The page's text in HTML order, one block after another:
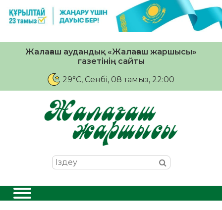
Жалағаш аудандық «Жалағаш жаршысы»
газетінің сайты
29°C, Сенбі, 08 тамыз, 22:00